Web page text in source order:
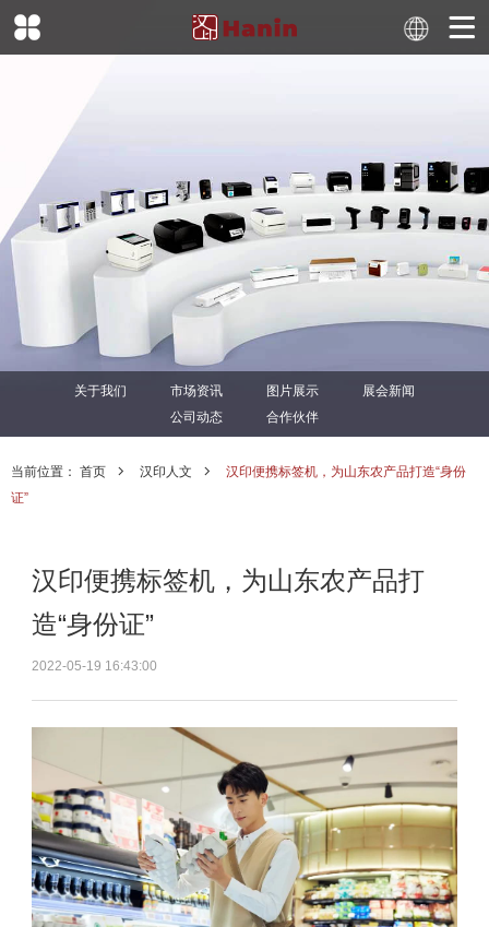
关于我们 市场资讯 图片展示
展会新闻
公司动态
合作伙伴
当前位置： 首页 汉印人文
汉印便携标签机，为山东农产品打造“身份
证”
汉印便携标签机，为山东农产品打
造“身份证”
2022-05-19 16:43:00